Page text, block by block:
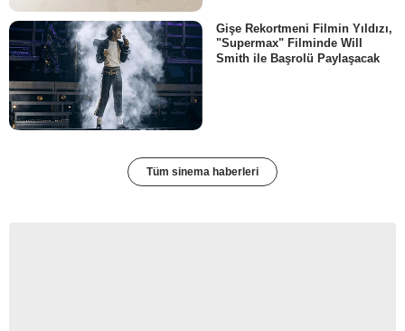
Gişe Rekortmeni Filmin Yıldızı,
"Supermax" Filminde Will
Smith ile Başrolü Paylaşacak
Tüm sinema haberleri